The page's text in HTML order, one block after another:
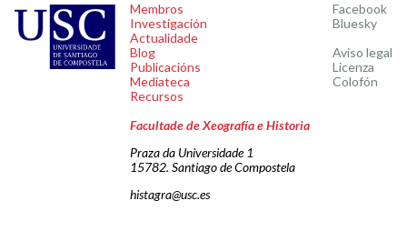
Membros
Investigación
Actualidade
Blog
Publicacións
Mediateca
Recursos
Facebook
Bluesky
Aviso legal
Licenza
Colofón
Facultade de Xeografía e Historia
Praza da Universidade 1
15782. Santiago de Compostela
histagra@usc.es